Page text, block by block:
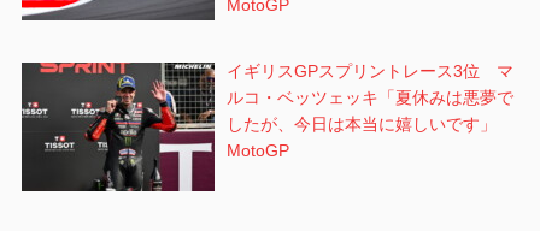
MotoGP
イギリスGPスプリントレース3位 マ
ルコ・ベッツェッキ「夏休みは悪夢で
したが、今日は本当に嬉しいです」
MotoGP